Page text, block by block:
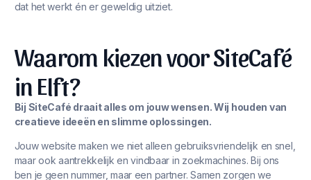
dat het werkt én er geweldig uitziet.
Waarom kiezen voor SiteCafé
in Elft?
Bij SiteCafé draait alles om jouw wensen. Wij houden van
creatieve ideeën en slimme oplossingen.
Jouw website maken we niet alleen gebruiksvriendelijk en snel,
maar ook aantrekkelijk en vindbaar in zoekmachines. Bij ons
ben je geen nummer, maar een partner. Samen zorgen we